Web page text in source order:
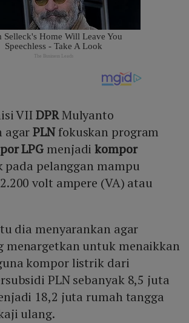
VIIDPRMulyanto
agarPLNfokuskan program
LPG menjadikompor
pelanggan mampu
volt ampere (VA) atau
dia menyarankan agar
menargetkan untuk menaikkan
kompor listrik dari
PLN sebanyak 8,5 juta
18,2 juta rumah tangga
ulang.